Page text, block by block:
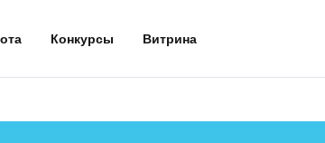
Конкурсы Витрина